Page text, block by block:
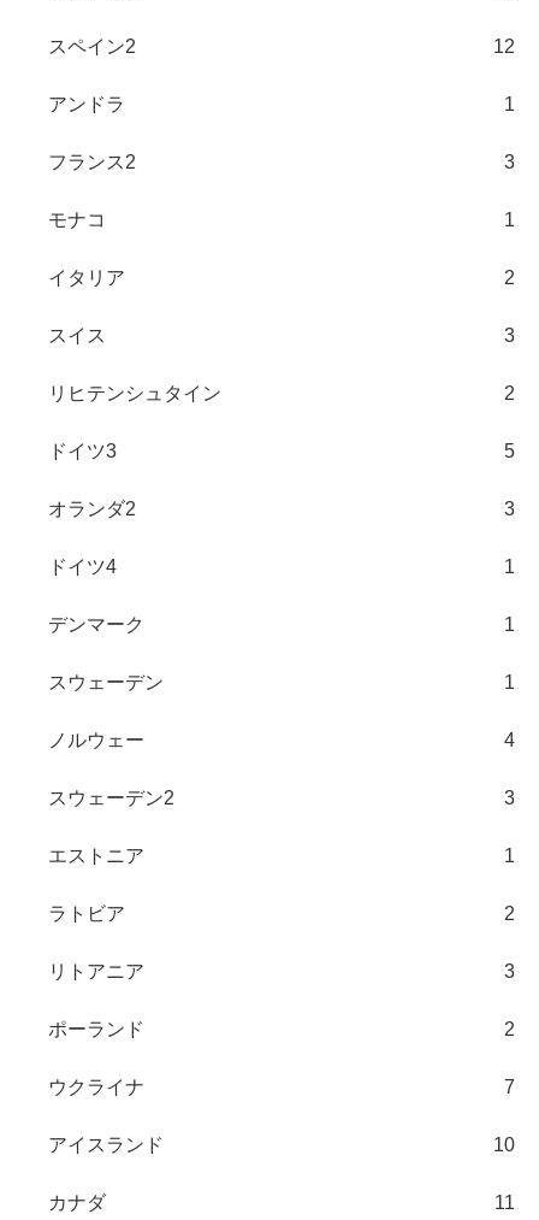
スペイン2 12
アンドラ 1
フランス2 3
モナコ 1
イタリア 2
スイス 3
リヒテンシュタイン 2
ドイツ3 5
オランダ2 3
ドイツ4 1
デンマーク 1
スウェーデン 1
ノルウェー 4
スウェーデン2 3
エストニア 1
ラトビア 2
リトアニア 3
ポーランド 2
ウクライナ 7
アイスランド 10
カナダ 11